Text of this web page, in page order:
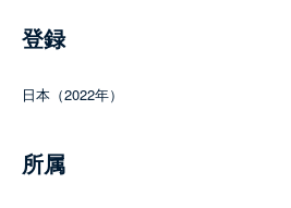
登録
日本（2022年）
所属